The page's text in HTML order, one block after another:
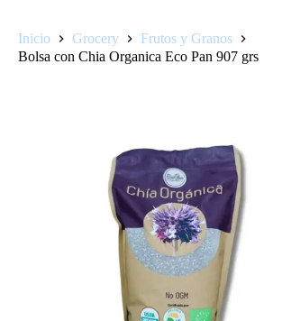
Inicio Grocery
Frutos y Granos
Bolsa con Chia Organica Eco Pan 907 grs